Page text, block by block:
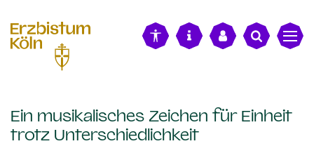
Ein musikalisches Zeichen für Einheit
trotz Unterschiedlichkeit: